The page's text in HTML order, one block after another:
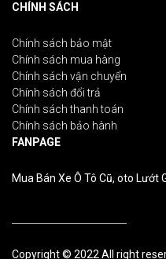
CHÍNH SÁCH
Chính sách bảo mật
Chính sách mua hàng
Chính sách vận chuyển
Chính sách đổi trả
Chính sách thanh toán
Chính sách bảo hành
FANPAGE
Mua Bán Xe Ô Tô Cũ, oto Lướt
Copyright © 2022 All right